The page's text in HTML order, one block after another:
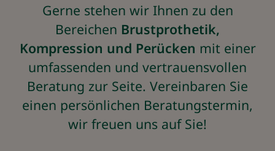
Gerne stehen wir Ihnen zu den
Bereichen Brustprothetik,
Kompression und Perücken mit einer
umfassenden und vertrauensvollen
Beratung zur Seite. Vereinbaren Sie
einen persönlichen Beratungstermin,
wir freuen uns auf Sie!